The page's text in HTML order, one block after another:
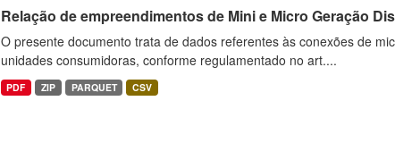
Relação de empreendimentos de Mini e Micro Geração
O presente documento trata de dados referentes às conexões de
unidades consumidoras, conforme regulamentado no art....
PDF ZIP PARQUET CSV